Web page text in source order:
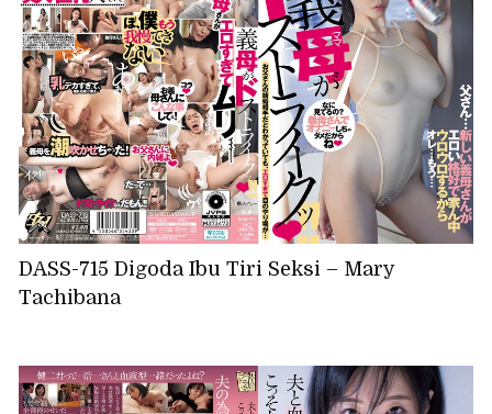
DASS-715 Digoda Ibu Tiri Seksi – Mary
Tachibana